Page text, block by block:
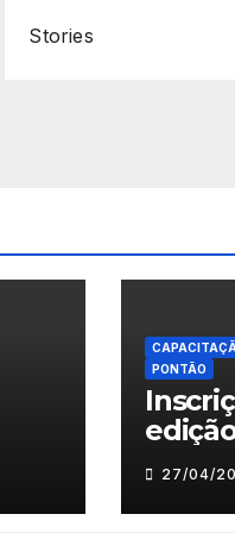
Stories
PONTÃO
Nova
27/04/